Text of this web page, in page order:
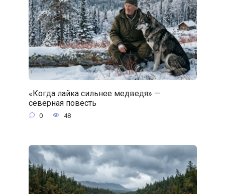
«Когда лайка сильнее медведя» —
северная повесть
0 48